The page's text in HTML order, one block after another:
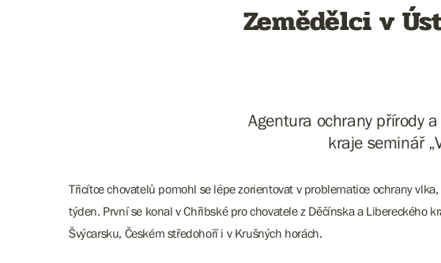
Zemědělci v
Agentura ochrany přírody
kraje seminář
Třicítce chovatelů pomohl se lépe zorientovat v problematice ochrany
týden. První se konal v Chřibské pro chovatele z Děčínska a Libereckého
Švýcarsku, Českém středohoří i v Krušných horách.